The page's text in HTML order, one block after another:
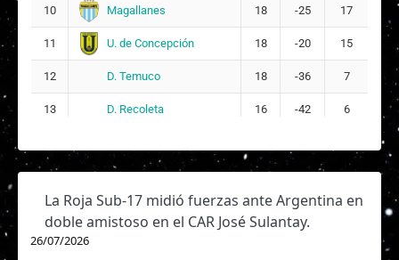
10 Magallanes 18 -25 17
11 U. de Concepción 18 -20 15
12 D. Temuco 18 -36 7
13 D. Recoleta 16 -42 6
La Roja Sub-17 midió fuerzas ante Argentina en
doble amistoso en el CAR José Sulantay.
26/07/2026